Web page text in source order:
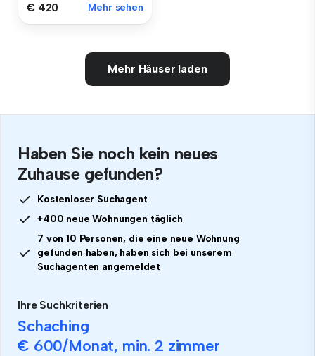
€ 420 Mehr sehen
Mehr Häuser laden
Haben Sie noch kein neues
Zuhause gefunden?
Kostenloser Suchagent
+400 neue Wohnungen täglich
7 von 10 Personen, die eine neue Wohnung
gefunden haben, haben sich bei unserem
Suchagenten angemeldet
Ihre Suchkriterien
Schaching
€ 600/Monat, min. 2 zimmer